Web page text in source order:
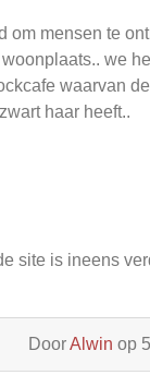
om mensen te
we
waarvan
haar heeft..
site is ineens
DoorAlwin op